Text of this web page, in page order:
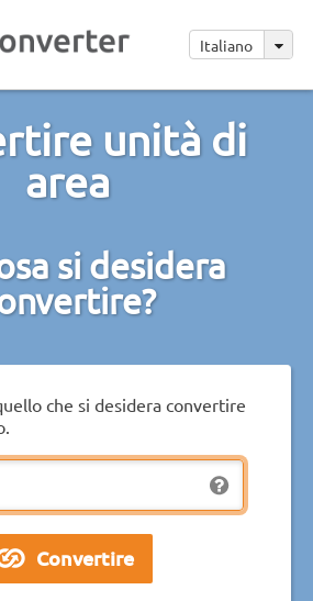
Italiano
unità di
area
si desidera
che si desidera convertire